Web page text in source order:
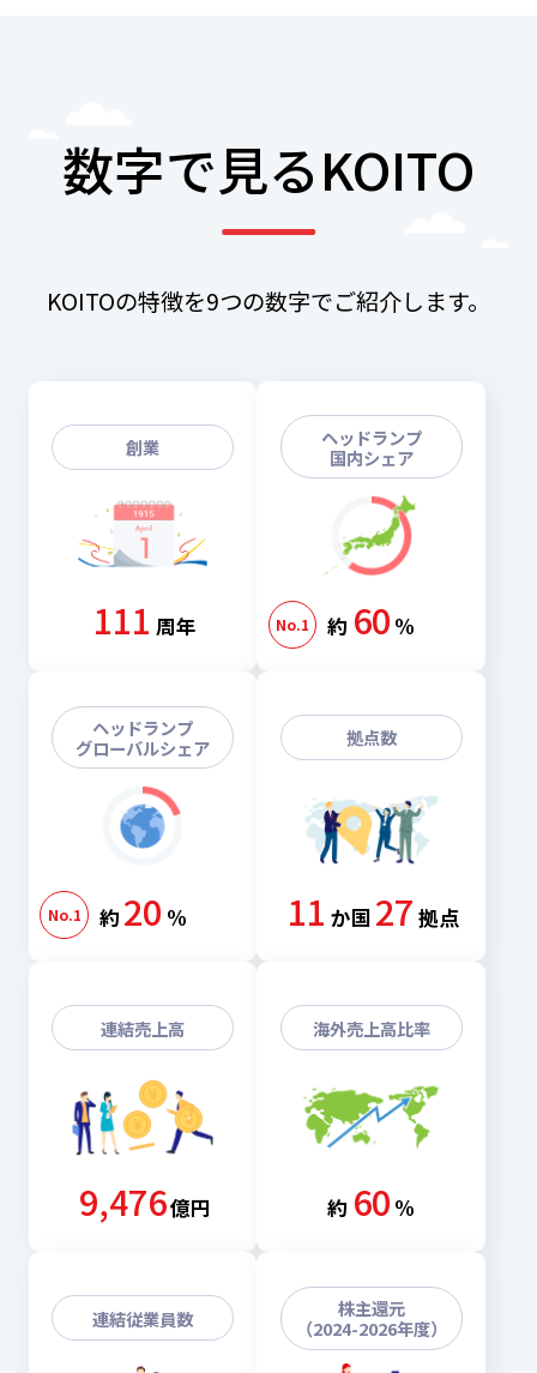
数字で見るKOITO
KOITOの特徴を9つの数字でご紹介します。
創業
111 周年
ヘッドランプ
国内シェア
約 60 %
ヘッドランプ
グローバルシェア
約 20 %
拠点数
11 か国 27 拠点
連結売上高
9,476億円
海外売上高比率
約 60 %
連結従業員数
株主還元
（2024-2026年度）